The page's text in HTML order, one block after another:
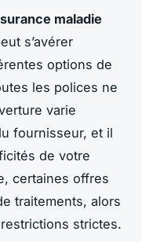
maladie
s’avérer
options de
les polices ne
varie
fournisseur, et il
de votre
certaines offres
traitements, alors
strictes.